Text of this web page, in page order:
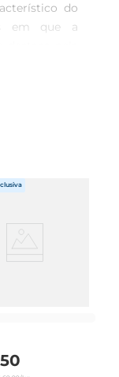
do
em que a
que
sensação
individual
sem sobras,
um
50